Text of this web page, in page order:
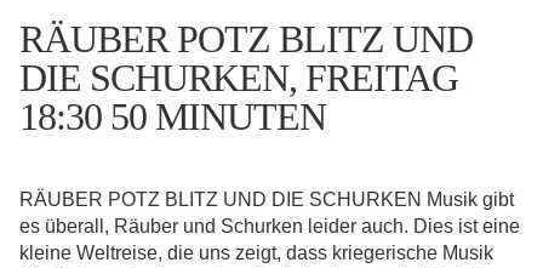
RÄUBER POTZ BLITZ UND
DIE SCHURKEN, FREITAG
18:30 50 MINUTEN
RÄUBER POTZ BLITZ UND DIE SCHURKEN Musik gibt
es überall, Räuber und Schurken leider auch. Dies ist eine
kleine Weltreise, die uns zeigt, dass kriegerische Musik